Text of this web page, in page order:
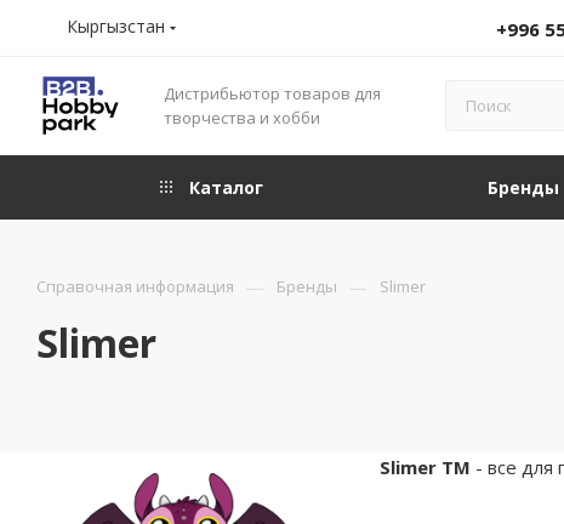
Кыргызстан +996
Дистрибьютор товаров для
творчества и хобби
Каталог Бренды
Справочная информация — Бренды — Slimer
Slimer
Slimer ТМ - все для